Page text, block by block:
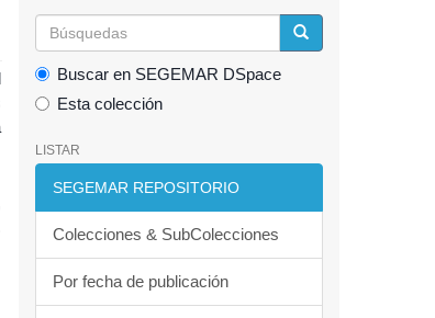
Buscar en SEGEMAR DSpace
Esta colección
LISTAR
SEGEMAR REPOSITORIO
Colecciones & SubColecciones
Por fecha de publicación